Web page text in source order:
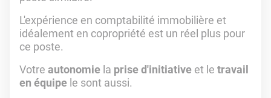
L'expérience en comptabilité immobilière et
idéalement en copropriété est un réel plus pour
ce poste.
Votre autonomie la prise d'initiative et le travail
en équipe le sont aussi.